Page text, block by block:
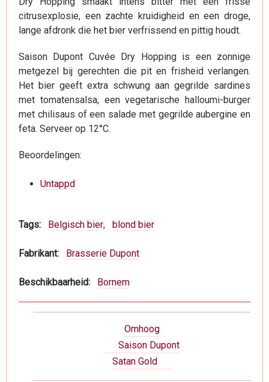
citrusexplosie, een zachte kruidigheid en een droge,
lange afdronk die het bier verfrissend en pittig houdt.
Saison Dupont Cuvée Dry Hopping is een zonnige
metgezel bij gerechten die pit en frisheid verlangen.
Het bier geeft extra schwung aan gegrilde sardines
met tomatensalsa, een vegetarische halloumi-burger
met chilisaus of een salade met gegrilde aubergine en
feta. Serveer op 12°C.
Beoordelingen:
Untappd
Tags Belgisch bier blond bier
Fabrikant Brasserie Dupont
Beschikbaarheid Bornem
Saison Dupont
Omhoog
Satan Gold